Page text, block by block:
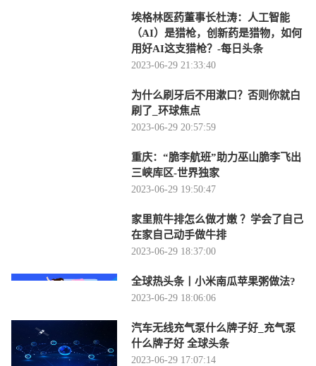
埃格林医药董事长杜涛：人工智能
（AI）是猎枪，创新药是猎物，如何
用好AI这支猎枪？-每日头条
2023-06-29 21:33:40
为什么刷牙后不用漱口？否则你就白
刷了_环球焦点
2023-06-29 20:57:59
重庆：“脆李航班”助力巫山脆李飞出
三峡库区-世界独家
2023-06-29 19:50:47
家里煎牛排怎么做才嫩 ？学会了自己
在家自己动手做牛排
2023-06-29 18:37:00
全球热头条丨小米南瓜苹果粥做法?
2023-06-29 18:06:06
汽车无线充气泵什么牌子好_充气泵
什么牌子好 全球头条
2023-06-29 17:07:14